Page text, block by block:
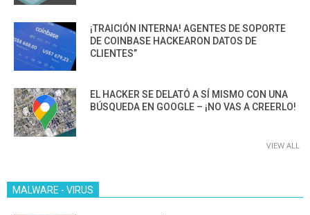
¡TRAICIÓN INTERNA! AGENTES DE SOPORTE
DE COINBASE HACKEARON DATOS DE
CLIENTES”
EL HACKER SE DELATÓ A SÍ MISMO CON UNA
BÚSQUEDA EN GOOGLE – ¡NO VAS A CREERLO!
VIEW ALL
MALWARE - VIRUS